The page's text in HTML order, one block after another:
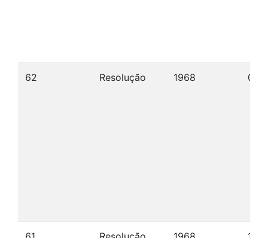
62 Resolução 1968 09/